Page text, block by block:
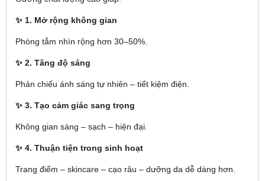
✨ 1. Mở rộng không gian
Phòng tắm nhìn rộng hơn 30–50%.
✨ 2. Tăng độ sáng
Phản chiếu ánh sáng tự nhiên – tiết kiệm điện.
✨ 3. Tạo cảm giác sang trọng
Không gian sáng – sạch – hiện đại.
✨ 4. Thuận tiện trong sinh hoạt
Trang điểm – skincare – cạo râu – dưỡng da dễ dàng hơn.